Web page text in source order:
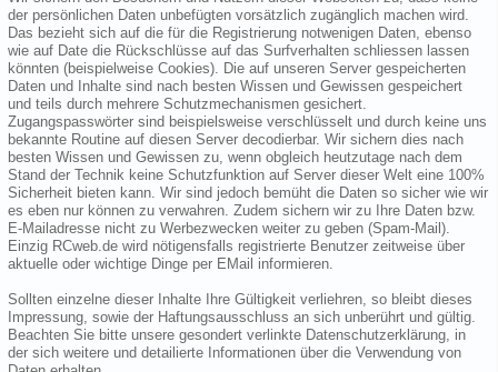
der persönlichen Daten unbefügten vorsätzlich zugänglich machen wird.
Das bezieht sich auf die für die Registrierung notwenigen Daten, ebenso
wie auf Date die Rückschlüsse auf das Surfverhalten schliessen lassen
könnten (beispielweise Cookies). Die auf unseren Server gespeicherten
Daten und Inhalte sind nach besten Wissen und Gewissen gespeichert
und teils durch mehrere Schutzmechanismen gesichert.
Zugangspasswörter sind beispielsweise verschlüsselt und durch keine uns
bekannte Routine auf diesen Server decodierbar. Wir sichern dies nach
besten Wissen und Gewissen zu, wenn obgleich heutzutage nach dem
Stand der Technik keine Schutzfunktion auf Server dieser Welt eine 100%
Sicherheit bieten kann. Wir sind jedoch bemüht die Daten so sicher wie wir
es eben nur können zu verwahren. Zudem sichern wir zu Ihre Daten bzw.
E-Mailadresse nicht zu Werbezwecken weiter zu geben (Spam-Mail).
Einzig RCweb.de wird nötigensfalls registrierte Benutzer zeitweise über
aktuelle oder wichtige Dinge per EMail informieren.
Sollten einzelne dieser Inhalte Ihre Gültigkeit verliehren, so bleibt dieses
Impressung, sowie der Haftungsausschluss an sich unberührt und gültig.
Beachten Sie bitte unsere gesondert verlinkte Datenschutzerklärung, in
der sich weitere und detailierte Informationen über die Verwendung von